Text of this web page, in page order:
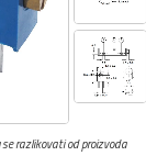
razlikovati od proizvoda